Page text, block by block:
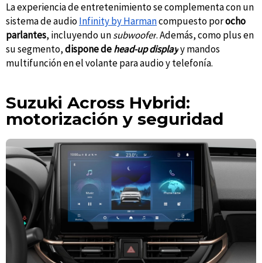
La experiencia de entretenimiento se complementa con un
sistema de audioInfinity by Harmancompuesto porocho
parlantes, incluyendo unsubwoofer. Además, como plus en
su segmento,dispone dehead-up displayy mandos
multifunción en el volante para audio y telefonía.
Suzuki Across Hybrid:
motorización y seguridad